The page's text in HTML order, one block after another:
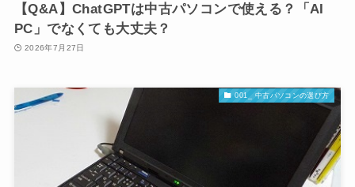
【Q&A】ChatGPTは中古パソコンで使える？「AI
PC」でなくても大丈夫？
2026年7月27日
001_ 中古パソコンの選び方